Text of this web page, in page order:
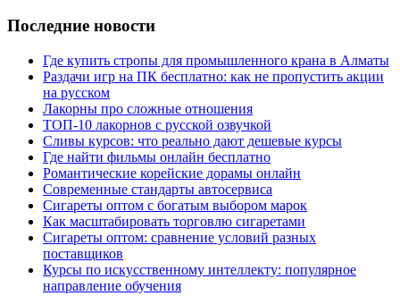
Последние новости
Где купить стропы для промышленного крана в Алматы
Раздачи игр на ПК бесплатно: как не пропустить акции
на русском
Лакорны про сложные отношения
ТОП-10 лакорнов с русской озвучкой
Сливы курсов: что реально дают дешевые курсы
Где найти фильмы онлайн бесплатно
Романтические корейские дорамы онлайн
Современные стандарты автосервиса
Сигареты оптом с богатым выбором марок
Как масштабировать торговлю сигаретами
Сигареты оптом: сравнение условий разных
поставщиков
Курсы по искусственному интеллекту: популярное
направление обучения